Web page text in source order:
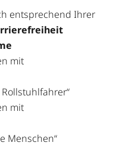
entsprechend Ihrer
mit
mit
Menschen“